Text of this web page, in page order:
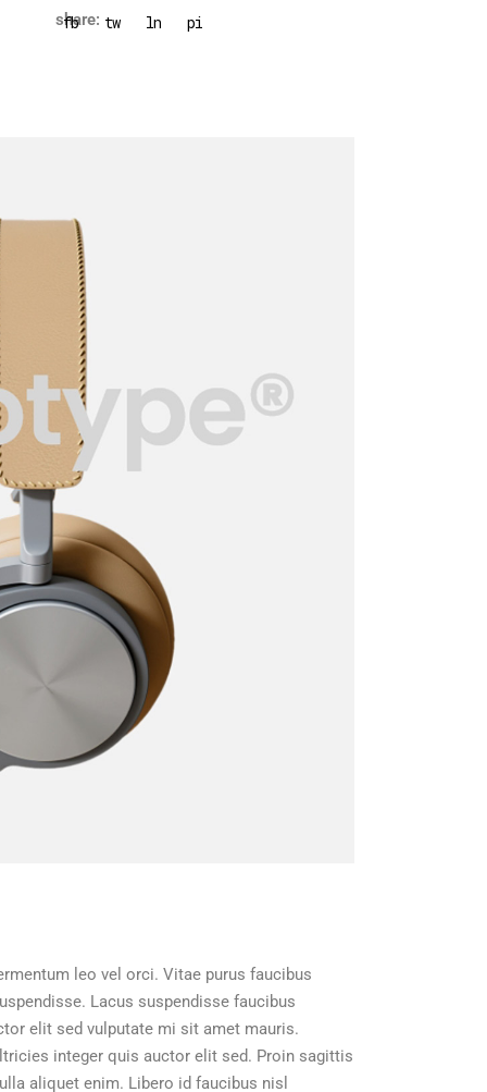
share:
fb tw ln pi
leo vel orci. Vitae purus faucibus
Lacus suspendisse faucibus
elit sed vulputate mi sit amet mauris.
integer quis auctor elit sed. Proin sagittis
aliquet enim. Libero id faucibus nisl